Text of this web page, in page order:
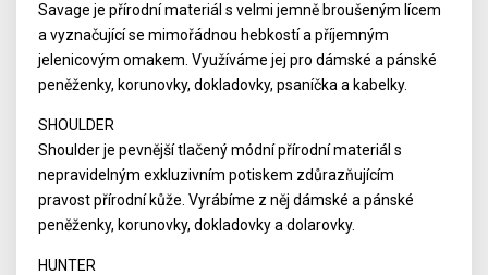
Savage je přírodní materiál s velmi jemně broušeným lícem
a vyznačující se mimořádnou hebkostí a příjemným
jelenicovým omakem. Využíváme jej pro dámské a pánské
peněženky, korunovky, dokladovky, psaníčka a kabelky.
SHOULDER
Shoulder je pevnější tlačený módní přírodní materiál s
nepravidelným exkluzivním potiskem zdůrazňujícím
pravost přírodní kůže. Vyrábíme z něj dámské a pánské
peněženky, korunovky, dokladovky a dolarovky.
HUNTER